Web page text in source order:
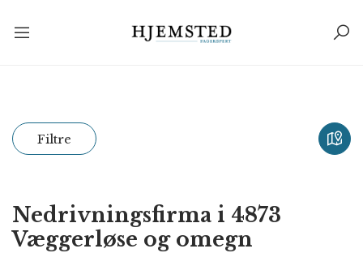
Filtre
Nedrivningsfirma i 4873
Væggerløse og omegn